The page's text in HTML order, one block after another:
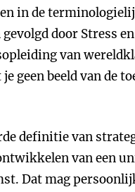
en in de
door Stress
van
geen beeld van de
definitie van
van een
Dat mag